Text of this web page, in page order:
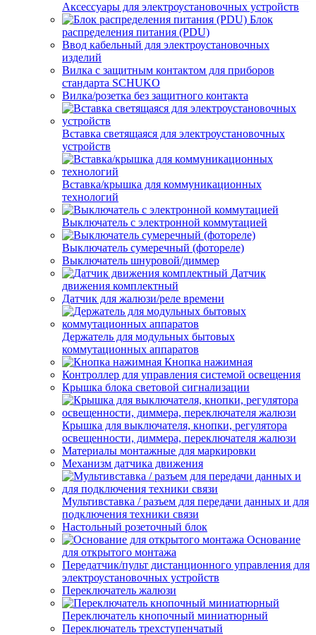
Аксессуары для электроустановочных устройств
Блок
распределения питания (PDU)
Ввод кабельный для электроустановочных
изделий
Вилка с защитным контактом для приборов
стандарта SCHUKO
Вилка/розетка без защитного контакта
Вставка светящаяся для электроустановочных
устройств
Вставка/крышка для коммуникационных
технологий
Выключатель с электронной коммутацией
Выключатель сумеречный (фотореле)
Выключатель шнуровой/диммер
Датчик
движения комплектный
Датчик для жалюзи/реле времени
Держатель для модульных бытовых
коммутационных аппаратов
Кнопка нажимная
Контроллер для управления системой освещения
Крышка блока световой сигнализации
Крышка для выключателя, кнопки, регулятора
освещенности, диммера, переключателя жалюзи
Материалы монтажные для маркировки
Механизм датчика движения
Мультивставка / разъем для передачи данных и для
подключения техники связи
Настольный розеточный блок
Основание
для открытого монтажа
Передатчик/пульт дистанционного управления для
электроустановочных устройств
Переключатель жалюзи
Переключатель кнопочный миниатюрный
Переключатель трехступенчатый